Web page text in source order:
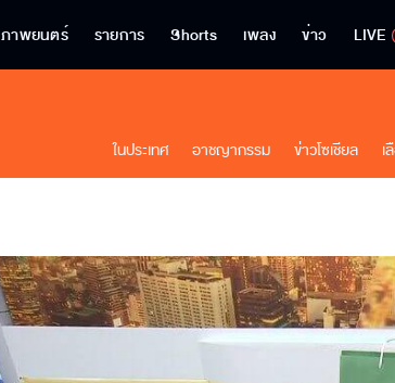
ภาพยนตร์ รายการ Shorts เพลง ข่าว LIVE
ในประเทศ อาชญากรรม ข่าวโซเชียล เ